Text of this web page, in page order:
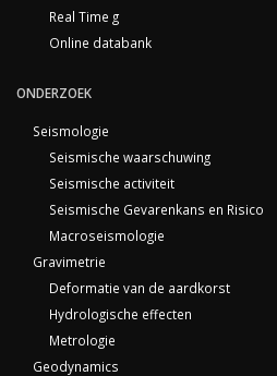
Real Time g
Online databank
ONDERZOEK
Seismologie
Seismische waarschuwing
Seismische activiteit
Seismische Gevarenkans en Risico
Macroseismologie
Gravimetrie
Deformatie van de aardkorst
Hydrologische effecten
Metrologie
Geodynamics